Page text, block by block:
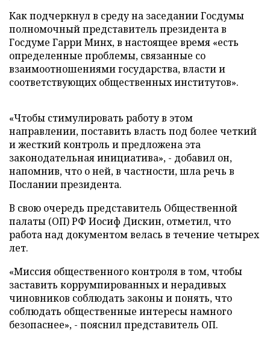
Как подчеркнул в среду на заседании Госдумы
полномочный представитель президента в
Госдуме Гарри Минх, в настоящее время «есть
определенные проблемы, связанные со
взаимоотношениями государства, власти и
соответствующих общественных институтов».
«Чтобы стимулировать работу в этом
направлении, поставить власть под более четкий
и жесткий контроль и предложена эта
законодательная инициатива», - добавил он,
напомнив, что о ней, в частности, шла речь в
Послании президента.
В свою очередь представитель Общественной
палаты (ОП) РФ Иосиф Дискин, отметил, что
работа над документом велась в течение четырех
лет.
«Миссия общественного контроля в том, чтобы
заставить коррумпированных и нерадивых
чиновников соблюдать законы и понять, что
соблюдать общественные интересы намного
безопаснее», - пояснил представитель ОП.